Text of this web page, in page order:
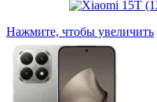
Нажмите, чтобы увеличить